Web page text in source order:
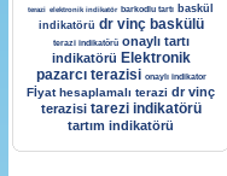
terazi elektronik indikatör barkodlu tartı baskül
indikatörü dr vinç baskülü
terazi indikatörü onaylı tartı
indikatörü Elektronik
pazarcı terazisi onaylı indikator
Fİyat hesaplamalı terazi dr vinç
terazisi tarezi indikatörü
tartım indikatörü